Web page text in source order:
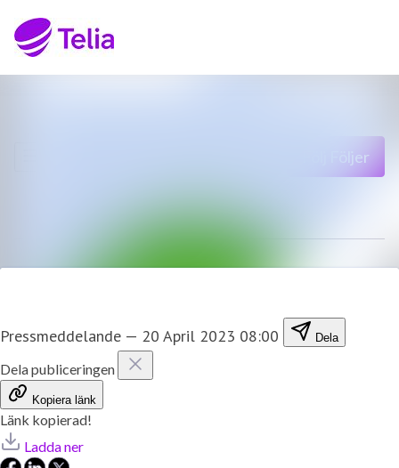
Kontakt
Följer
Pressmeddelande — 20 April 2023 08:00 Dela
Dela publiceringen
Kopiera länk
Länk kopierad!
Ladda ner